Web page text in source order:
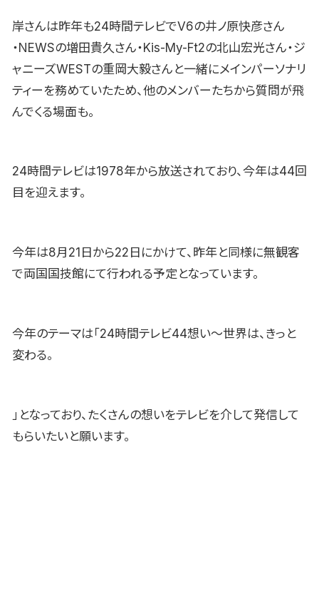
岸さんは昨年も24時間テレビでV6の井ノ原快彦さん
・NEWSの増田貴久さん・Kis-My-Ft2の北山宏光さん・ジ
ャニーズWESTの重岡大毅さんと一緒にメインパーソナリ
ティーを務めていたため、他のメンバーたちから質問が飛
んでくる場面も。
24時間テレビは1978年から放送されており、今年は44回
目を迎えます。
今年は8月21日から22日にかけて、昨年と同様に無観客
で両国国技館にて行われる予定となっています。
今年のテーマは「24時間テレビ44想い〜世界は、きっと
変わる。
」となっており、たくさんの想いをテレビを介して発信して
もらいたいと願います。